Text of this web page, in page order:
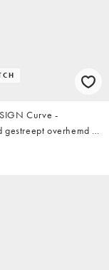
Curve -
gestreept overhemd in